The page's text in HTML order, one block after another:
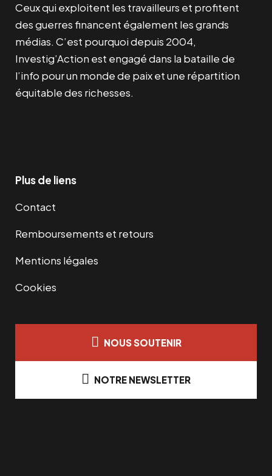
Ceux qui exploitent les travailleurs et profitent
des guerres financent également les grands
médias. C’est pourquoi depuis 2004,
Investig’Action est engagé dans la bataille de
l’info pour un monde de paix et une répartition
équitable des richesses.
Plus de liens
Contact
Remboursements et retours
Mentions légales
Cookies
NOUS SOUTENIR
NOTRE NEWSLETTER